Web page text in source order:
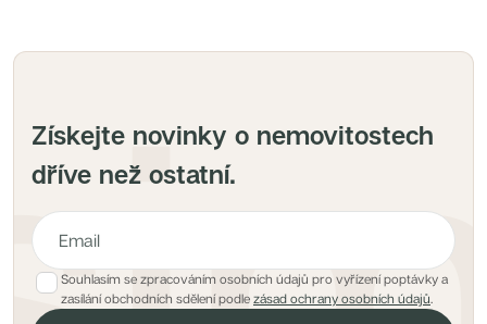
Získejte novinky o nemovitostech
dříve než ostatní.
E-mailová adresa pro hlídacího psa
Souhlasím se zpracováním osobních údajů pro vyřízení poptávky a
zasílání obchodních sdělení podle zásad ochrany osobních údajů.